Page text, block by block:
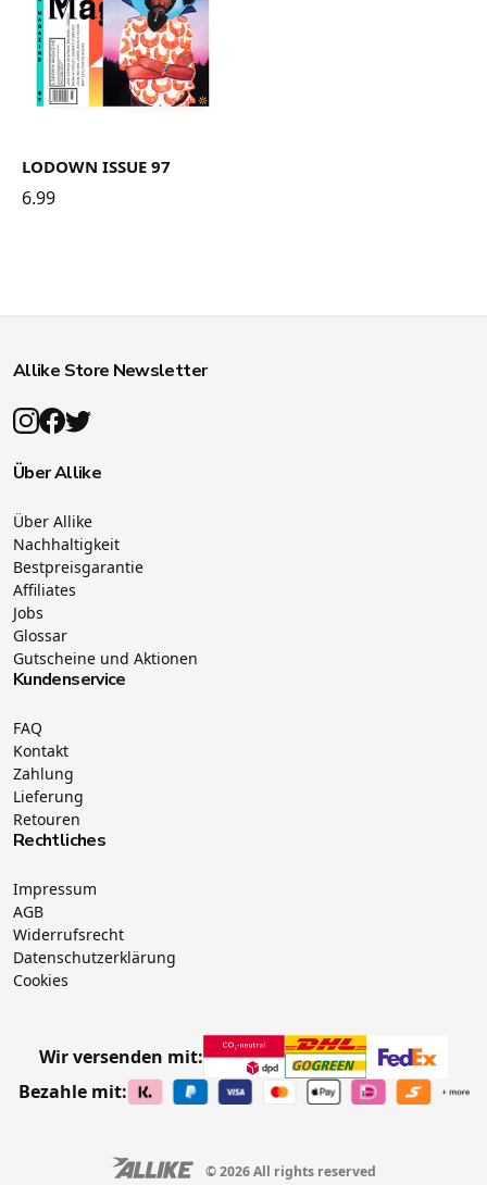
LODOWN ISSUE 97
6.99
Allike Store Newsletter
Über Allike
Über Allike
Nachhaltigkeit
Bestpreisgarantie
Affiliates
Jobs
Glossar
Gutscheine und Aktionen
Kundenservice
FAQ
Kontakt
Zahlung
Lieferung
Retouren
Rechtliches
Impressum
AGB
Widerrufsrecht
Datenschutzerklärung
Cookies
Wir versenden mit:
Bezahle mit:
© 2026 All rights reserved